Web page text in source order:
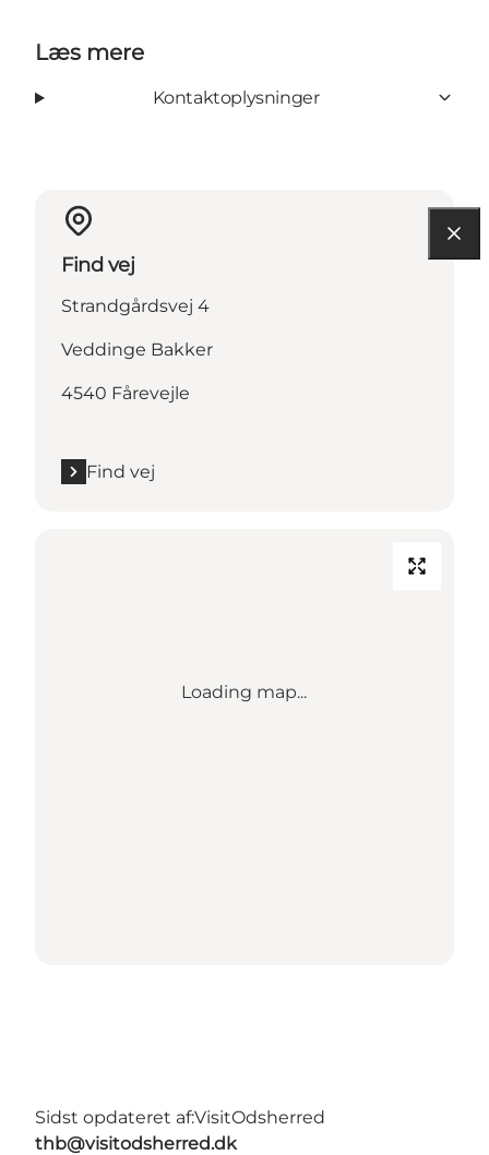
Læs mere
Kontaktoplysninger
Find vej
Strandgårdsvej 4
Veddinge Bakker
4540 Fårevejle
Find vej
Loading map...
Sidst opdateret af:VisitOdsherred
thb@visitodsherred.dk